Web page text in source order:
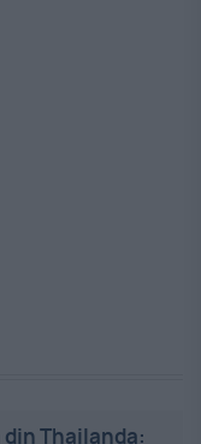
Thailanda: